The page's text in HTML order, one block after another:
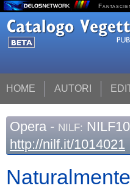
HOME AUTORI
Opera - NILF:
http://nilf.it/1014021
Naturalmente